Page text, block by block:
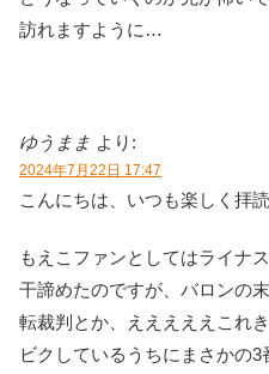
訪れますように…
ゆうまま より:
2024年7月22日 17:47
こんにちは、いつも楽しく拝
もえこファンとしてはライナ
干諦めたのですが、バロンの
転裁判とか、えええええこれ
ビクしているうちにまさかの